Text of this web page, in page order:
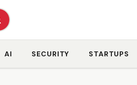
AI SECURITY STARTUPS